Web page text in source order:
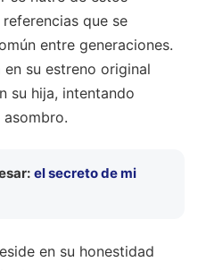
que se
entre generaciones.
su estreno original
su hija, intentando
el secreto de mi
en su honestidad